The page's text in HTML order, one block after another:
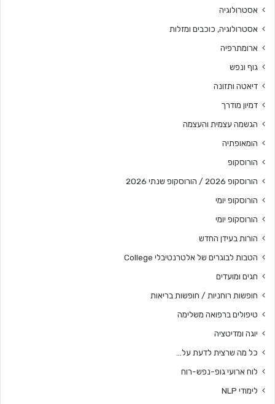
אסטרולוגיה
אסטרולוגיה, כוכבים ומזלות
ארומתרפיה
גוף ונפש
דיאטה ותזונה
דמיון מודרך
הגשמה עצמית והעצמה
הומאופתיה
הורוסקופ
הורוסקופ 2026 / הורוסקופ שנתי 2026
הורוסקופ יומי
הורוסקופ יומי
הורות בעידן החדש
הטבות לבוגרים של אלטרנטיבלי College
חגים ומועדים
חופשות רוחניות / חופשות בריאות
טיפולים ברפואה משלימה
יוגה ומדיטציה
כל מה שרצית לדעת על…
לוח ארועי גופ-נפש-רוח
לימודי NLP